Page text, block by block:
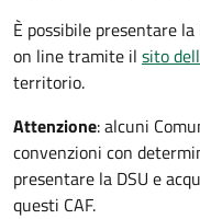
È possibile presentare
on line tramite il sito
territorio.
Attenzione: alcuni
convenzioni con
presentare la DSU e
questi CAF.